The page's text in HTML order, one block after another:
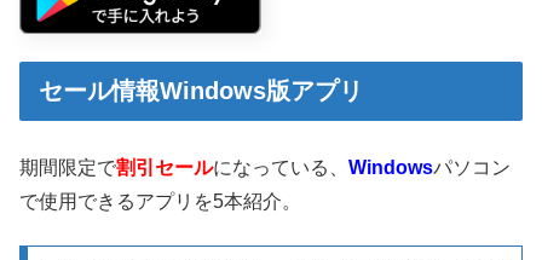
セール情報Windows版アプリ
期間限定で割引セールになっている、 Windowsパソコン
で使用できるアプリを5本紹介。